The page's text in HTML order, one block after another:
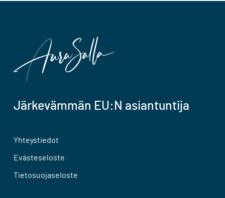
Järkevämmän EU:N asiantuntija
Yhteystiedot
Evästeseloste
Tietosuojaseloste